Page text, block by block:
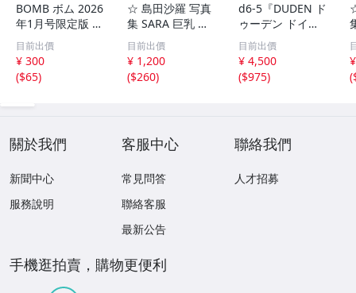
BOMB ボム 2026
年1月号限定版 正
鋳真優 付録ポス
ター付 矢田萌華
小川彩 小栗有以
佐藤綺星 伊藤百
目前出價
¥ 300
($65)
☆ 島田沙羅 写真
集 SARA 巨乳 美
女 セクシー 美尻
グラマー スレン
ダー 美脚 送料23
0
目前出價
¥ 1,200
($260)
d6‐5『DUDEN ド
ゥーデン ドイツ
語辞典』Das gro
be Worterbuch
der deutschen S
prache 6冊セッ
目前出價
¥ 4,500
($975)
(
關於我們
新聞中心
服務說明
客服中心
常見問答
聯絡客服
最新公告
聯絡我們
人才招募
手機逛拍賣，購物更便利